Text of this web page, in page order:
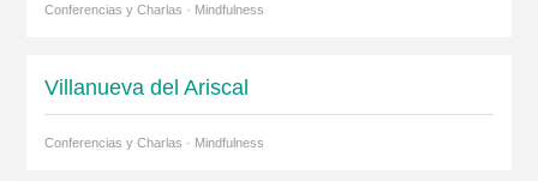
Conferencias y Charlas · Mindfulness
Villanueva del Ariscal
Conferencias y Charlas · Mindfulness